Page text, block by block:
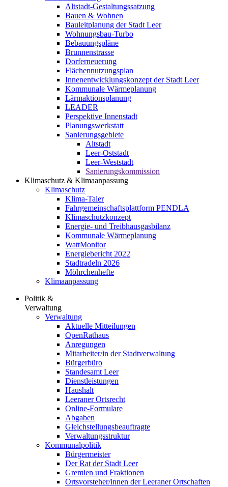
Altstadt-Gestaltungssatzung
Bauen & Wohnen
Bauleitplanung der Stadt Leer
Wohnungsbau-Turbo
Bebauungspläne
Brunnenstrasse
Dorferneuerung
Flächennutzungsplan
Innenentwicklungskonzept der Stadt Leer
Kommunale Wärmeplanung
Lärmaktionsplanung
LEADER
Perspektive Innenstadt
Planungswerkstatt
Sanierungsgebiete
Altstadt
Leer-Oststadt
Leer-Weststadt
Sanierungskommission
Klimaschutz & Klimaanpassung
Klimaschutz
Klima-Taler
Fahrgemeinschaftsplattform PENDLA
Klimaschutzkonzept
Energie- und Treibhausgasbilanz
Kommunale Wärmeplanung
WattMonitor
Energiebericht 2022
Stadtradeln 2026
Möhrchenhefte
Klimaanpassung
Politik &
Verwaltung
Verwaltung
Aktuelle Mitteilungen
OpenRathaus
Anregungen
Mitarbeiter/in der Stadtverwaltung
Bürgerbüro
Standesamt Leer
Dienstleistungen
Haushalt
Leeraner Ortsrecht
Online-Formulare
Abgaben
Gleichstellungsbeauftragte
Verwaltungsstruktur
Kommunalpolitik
Bürgermeister
Der Rat der Stadt Leer
Gremien und Fraktionen
Ortsvorsteher/innen der Leeraner Ortschaften